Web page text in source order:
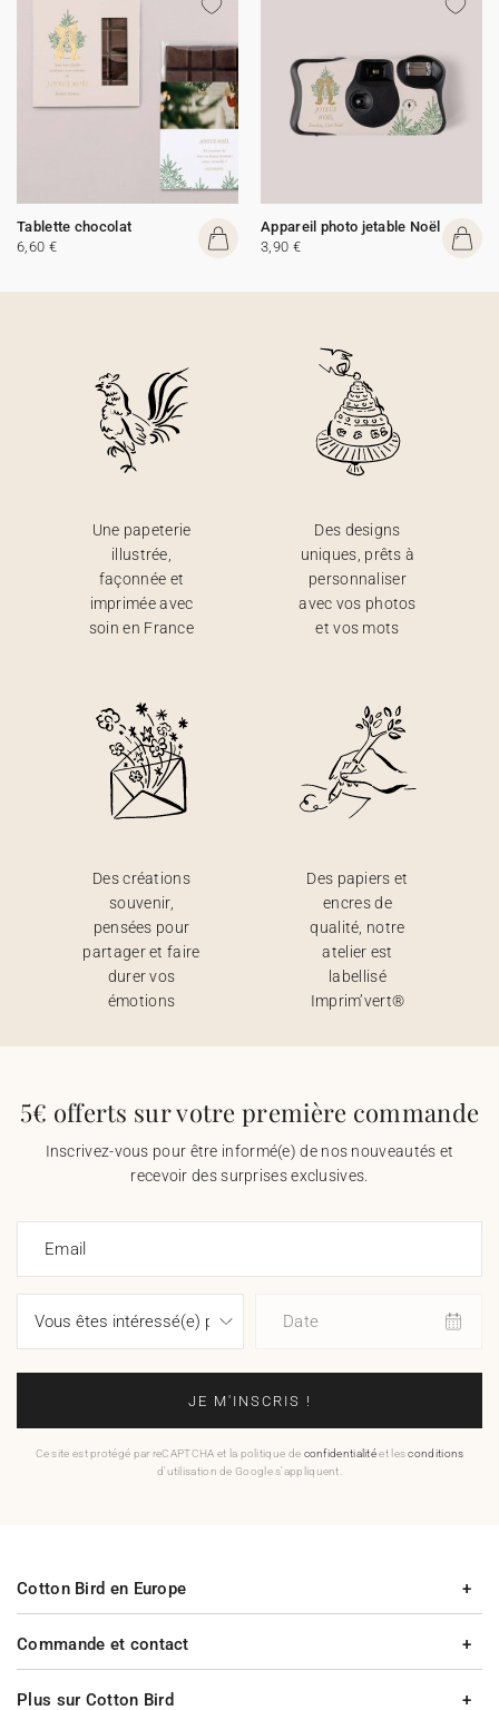
Tablette chocolat
6,60 €
Appareil photo jetable Noël
3,90 €
Une papeterie
illustrée,
façonnée et
imprimée avec
soin en France
Des designs
uniques, prêts à
personnaliser
avec vos photos
et vos mots
Des créations
souvenir,
pensées pour
partager et faire
durer vos
émotions
Des papiers et
encres de
qualité, notre
atelier est
labellisé
Imprim’vert®
5€ offerts sur votre première commande
Inscrivez-vous pour être informé(e) de nos nouveautés et
recevoir des surprises exclusives.
Email
Date
JE M'INSCRIS !
Ce site est protégé par reCAPTCHA et la politique de confidentialitéet lesconditions
d'utilisation de Google s'appliquent.
Commande et contact
Plus sur Cotton Bird
Cotton Bird en Europe